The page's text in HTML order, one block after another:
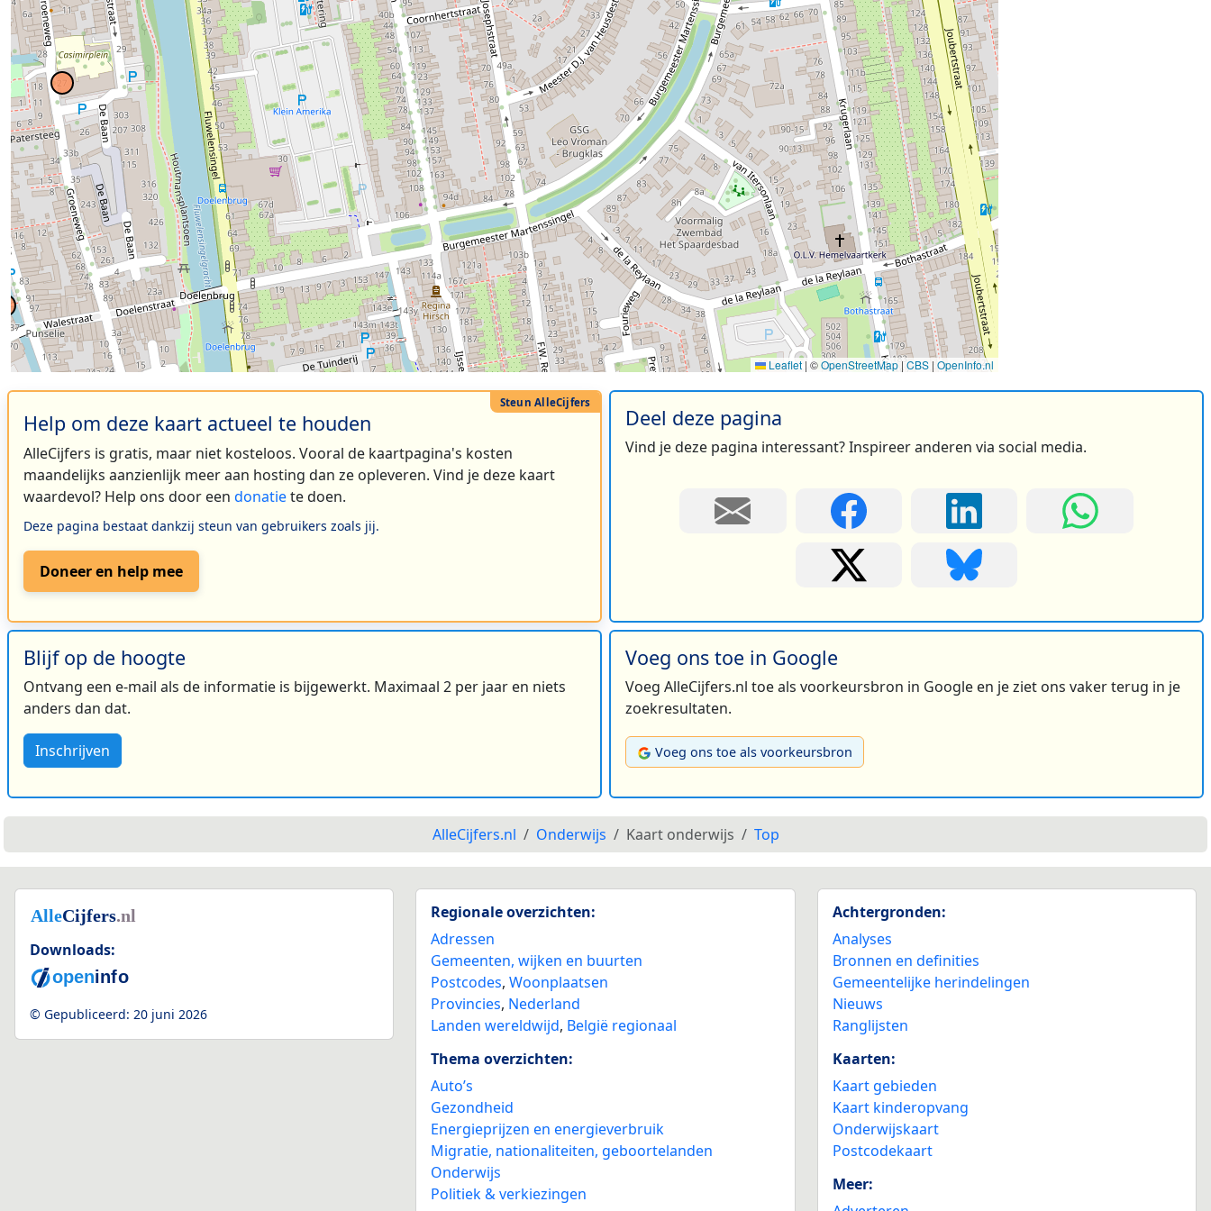
Leaflet | ©OpenStreetMap | CBS | OpenInfo.nl
Help om deze kaart actueel te houden
AlleCijfers is gratis, maar niet kosteloos. Vooral de kaartpagina's kosten
maandelijks aanzienlijk meer aan hosting dan ze opleveren. Vind je deze kaart
waardevol? Help ons door een donatiete doen.
Deze pagina bestaat dankzij steun van gebruikers zoals jij.
Doneer en help mee
Deel deze pagina
Vind je deze pagina interessant? Inspireer anderen via social media.
Blijf op de hoogte
Ontvang een e-mail als de informatie is bijgewerkt. Maximaal 2 per jaar en niets
anders dan dat.
Inschrijven
Voeg ons toe in Google
Voeg AlleCijfers.nl toe als voorkeursbron in Google en je ziet ons vaker terug in je
zoekresultaten.
Voeg ons toe als voorkeursbron
AlleCijfers.nl Onderwijs Kaart onderwijs Top
Downloads:
© Gepubliceerd: 20 juni 2026
Regionale overzichten:
Adressen
Gemeenten, wijken en buurten
Postcodes,Woonplaatsen
Provincies, Nederland
Landen wereldwijd, België regionaal
Thema overzichten:
Auto’s
Gezondheid
Energieprijzen en energieverbruik
Migratie, nationaliteiten, geboortelanden
Onderwijs
Politiek & verkiezingen
Achtergronden:
Analyses
Bronnen en definities
Gemeentelijke herindelingen
Nieuws
Ranglijsten
Kaarten:
Kaart gebieden
Kaart kinderopvang
Onderwijskaart
Postcodekaart
Meer: